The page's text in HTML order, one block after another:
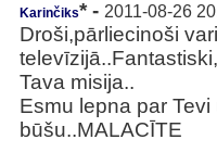
Karinčiks* - 2011-08-26
Droši,pārliecinoši
Tava misija..
Esmu lepna par
būšu..MALACĪTE